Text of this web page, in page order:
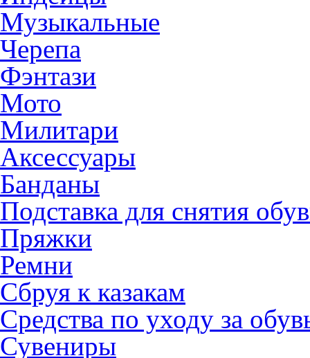
Музыкальные
Черепа
Фэнтази
Мото
Милитари
Аксессуары
Банданы
Подставка для снятия
Пряжки
Ремни
Сбруя к казакам
Средства по уходу за
Сувениры